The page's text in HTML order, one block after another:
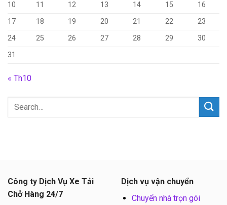
10
11 12 13 14 15
16
17
18 19 20 21 22
23
24
25 26 27 28 29
30
31
« Th10
Công ty Dịch Vụ Xe Tải
Chở Hàng 24/7
Dịch vụ vận chuyển
Chuyển nhà trọn gói